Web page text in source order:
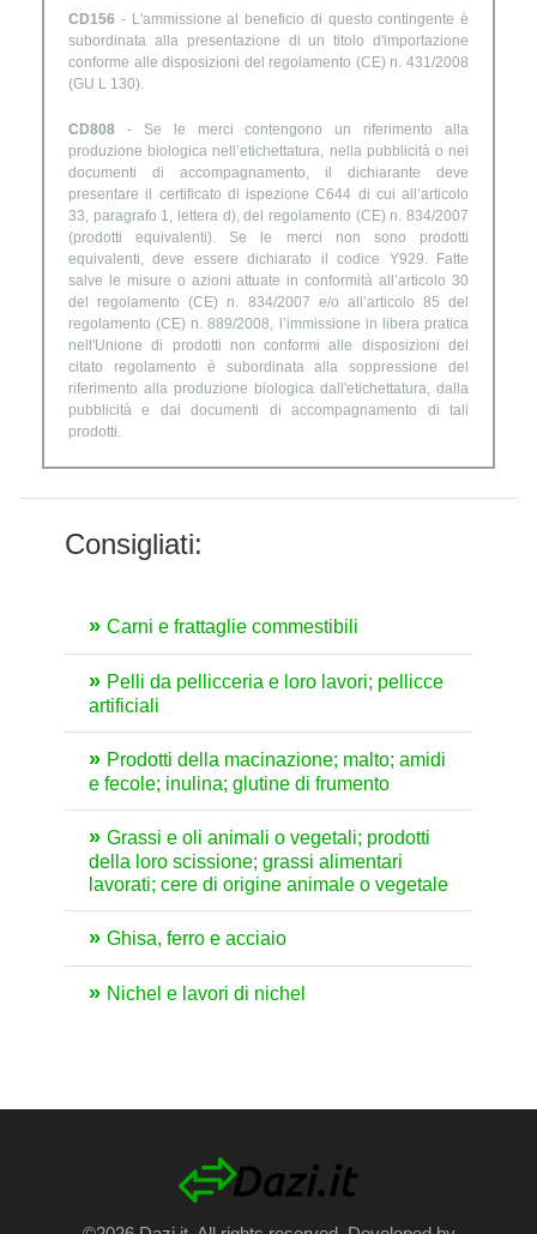
CD156 - L'ammissione al beneficio di questo contingente è
subordinata alla presentazione di un titolo d'importazione
conforme alle disposizioni del regolamento (CE) n. 431/2008
(GU L 130).
CD808 - Se le merci contengono un riferimento alla
produzione biologica nell’etichettatura, nella pubblicità o nei
documenti di accompagnamento, il dichiarante deve
presentare il certificato di ispezione C644 di cui all’articolo
33, paragrafo 1, lettera d), del regolamento (CE) n. 834/2007
(prodotti equivalenti). Se le merci non sono prodotti
equivalenti, deve essere dichiarato il codice Y929. Fatte
salve le misure o azioni attuate in conformità all’articolo 30
del regolamento (CE) n. 834/2007 e/o all’articolo 85 del
regolamento (CE) n. 889/2008, l’immissione in libera pratica
nell'Unione di prodotti non conformi alle disposizioni del
citato regolamento è subordinata alla soppressione del
riferimento alla produzione biologica dall'etichettatura, dalla
pubblicità e dai documenti di accompagnamento di tali
prodotti.
Consigliati:
Carni e frattaglie commestibili
Pelli da pellicceria e loro lavori; pellicce
artificiali
Prodotti della macinazione; malto; amidi
e fecole; inulina; glutine di frumento
Grassi e oli animali o vegetali; prodotti
della loro scissione; grassi alimentari
lavorati; cere di origine animale o vegetale
Ghisa, ferro e acciaio
Nichel e lavori di nichel